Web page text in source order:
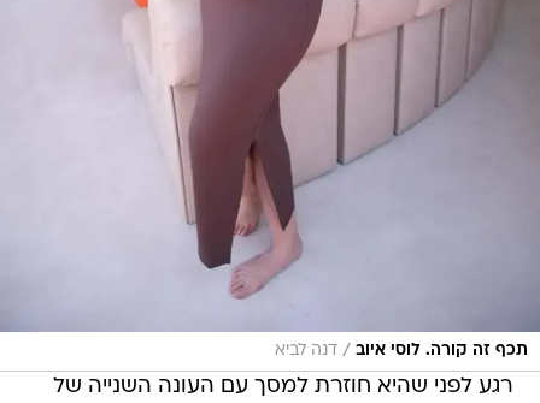
תכף זה קורה. לוסי איוב / דנה לביא
רגע לפני שהיא חוזרת למסך עם העונה השנייה של